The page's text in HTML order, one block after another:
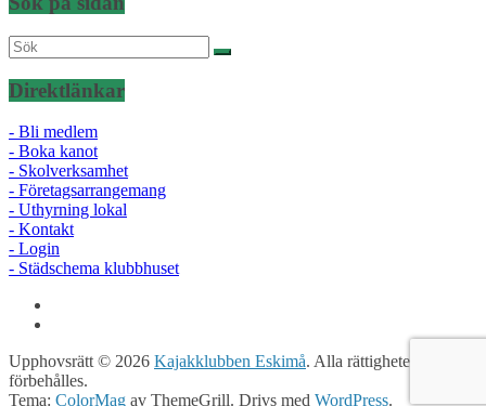
Direktlänkar
- Bli medlem
- Boka kanot
- Skolverksamhet
- Företagsarrangemang
- Uthyrning lokal
- Kontakt
- Login
- Städschema klubbhuset
Upphovsrätt © 2026 Kajakklubben Eskimå. Alla rättigheter
förbehålles.
Tema: ColorMag av ThemeGrill. Drivs med WordPress.